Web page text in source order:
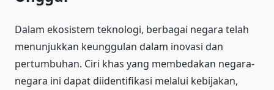
Dalam ekosistem teknologi, berbagai negara telah
menunjukkan keunggulan dalam inovasi dan
pertumbuhan. Ciri khas yang membedakan negara-
negara ini dapat diidentifikasi melalui kebijakan,